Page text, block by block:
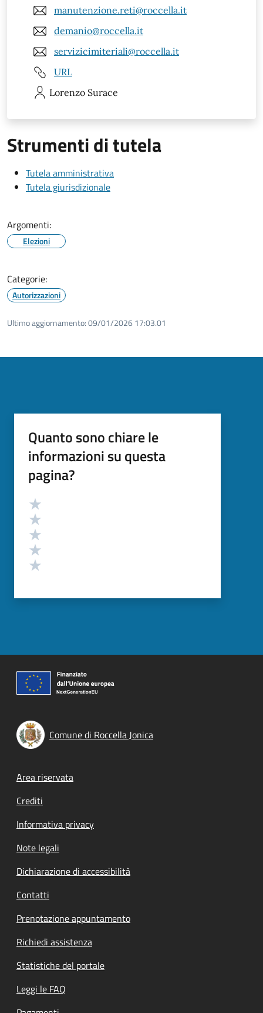
manutenzione.reti@roccella.it
demanio@roccella.it
servizicimiteriali@roccella.it
URL
Lorenzo Surace
Strumenti di tutela
Tutela amministrativa
Tutela giurisdizionale
Argomenti:
Elezioni
Categorie:
Autorizzazioni
Ultimo aggiornamento:09/01/2026 17:03.01
Quanto sono chiare le
informazioni su questa
pagina?
Valutazione
Comune di Roccella Jonica
Footer menu
Area riservata
Crediti
Informativa privacy
Note legali
Dichiarazione di accessibilità
Contatti
Prenotazione appuntamento
Richiedi assistenza
Statistiche del portale
Leggi le FAQ